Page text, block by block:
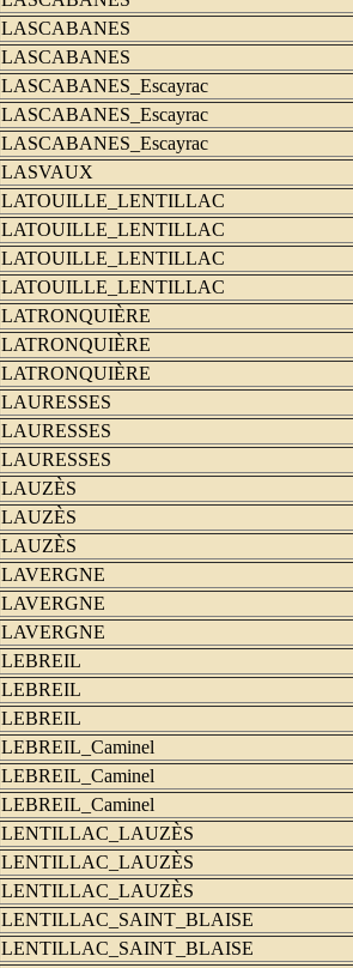
LASCABANES
LASCABANES
LASCABANES_Escayrac
LASCABANES_Escayrac
LASCABANES_Escayrac
LASVAUX
LATOUILLE_LENTILLAC
LATOUILLE_LENTILLAC
LATOUILLE_LENTILLAC
LATOUILLE_LENTILLAC
LATRONQUIÈRE
LATRONQUIÈRE
LATRONQUIÈRE
LAURESSES
LAURESSES
LAURESSES
LAUZÈS
LAUZÈS
LAUZÈS
LAVERGNE
LAVERGNE
LAVERGNE
LEBREIL
LEBREIL
LEBREIL
LEBREIL_Caminel
LEBREIL_Caminel
LEBREIL_Caminel
LENTILLAC_LAUZÈS
LENTILLAC_LAUZÈS
LENTILLAC_LAUZÈS
LENTILLAC_SAINT_BLAISE
LENTILLAC_SAINT_BLAISE